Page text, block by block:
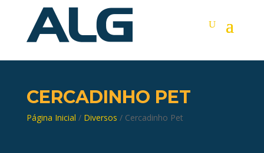
CERCADINHO PET
Página Inicial / Diversos / Cercadinho Pet